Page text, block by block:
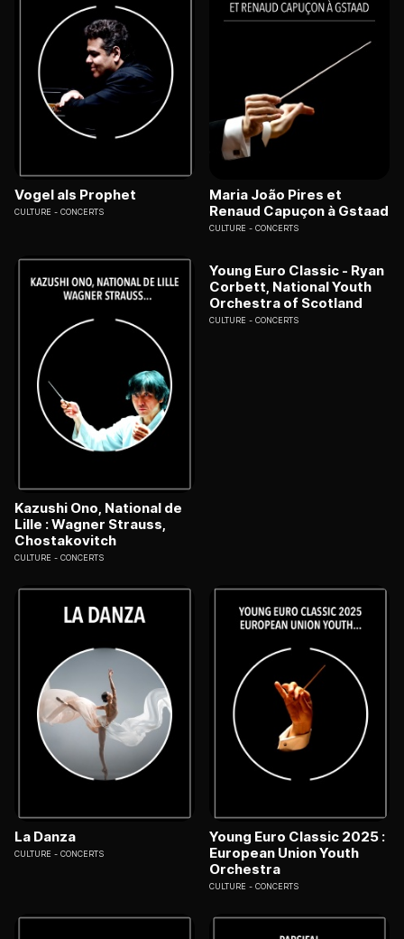
Vogel als Prophet
CULTURE CONCERTS
Maria João Pires et
Renaud Capuçon à Gstaad
CULTURE CONCERTS
Kazushi Ono, National de
Lille : Wagner Strauss,
Chostakovitch
CULTURE CONCERTS
Young Euro Classic - Ryan
Corbett, National Youth
Orchestra of Scotland
CULTURE CONCERTS
La Danza
CULTURE CONCERTS
Young Euro Classic 2025 :
European Union Youth
Orchestra
CULTURE CONCERTS